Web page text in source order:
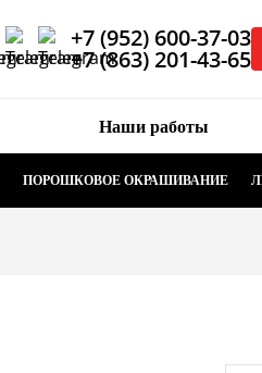
+7 (952) 600-37-03
+7 (863) 201-43-65
Наши работы
ПОРОШКОВОЕ ОКРАШИВАНИЕ